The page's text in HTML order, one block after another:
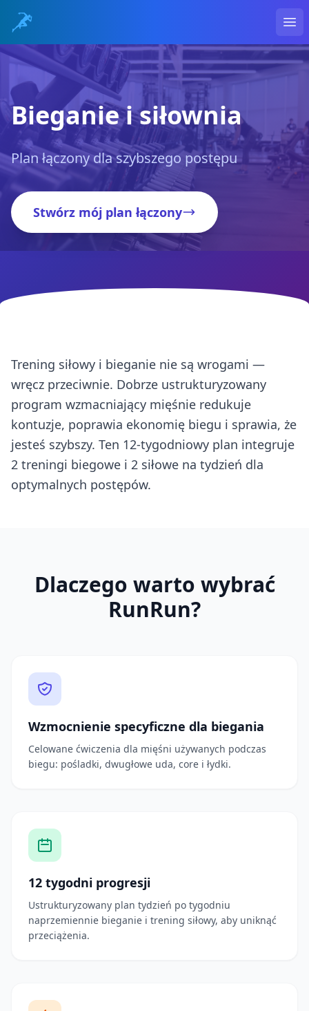
Bieganie i siłownia
Plan łączony dla szybszego postępu
Stwórz mój plan łączony
Trening siłowy i bieganie nie są wrogami —
wręcz przeciwnie. Dobrze ustrukturyzowany
program wzmacniający mięśnie redukuje
kontuzje, poprawia ekonomię biegu i sprawia, że
jesteś szybszy. Ten 12-tygodniowy plan integruje
2 treningi biegowe i 2 siłowe na tydzień dla
optymalnych postępów.
Dlaczego warto wybrać
RunRun?
Wzmocnienie specyficzne dla biegania
Celowane ćwiczenia dla mięśni używanych podczas
biegu: pośladki, dwugłowe uda, core i łydki.
12 tygodni progresji
Ustrukturyzowany plan tydzień po tygodniu
naprzemiennie bieganie i trening siłowy, aby uniknąć
przeciążenia.